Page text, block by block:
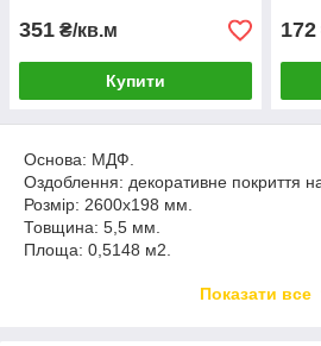
351 ₴/кв.м
Купити
172
Основа: МДФ.
Оздоблення: декоративне покриття
Розмір: 2600х198 мм.
Товщина: 5,5 мм.
Площа: 0,5148 м2.
Показати все